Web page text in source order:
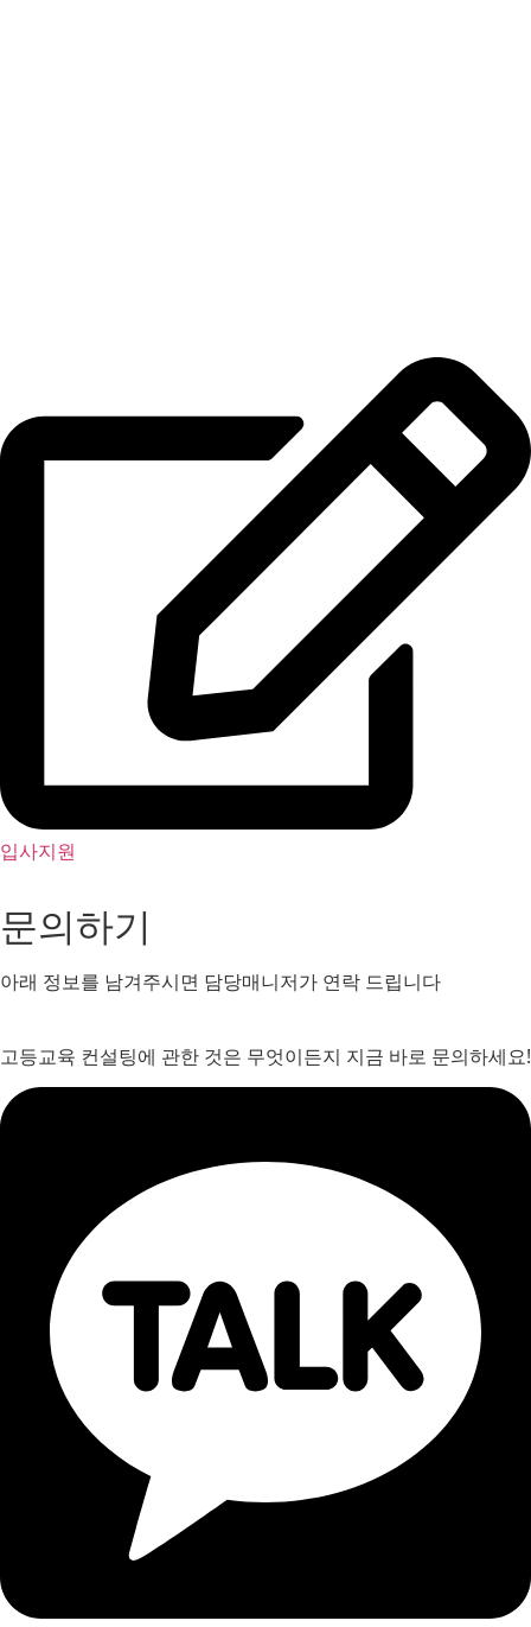
입사지원
문의하기
아래 정보를 남겨주시면 담당매니저가 연락 드립니다
고등교육 컨설팅에 관한 것은 무엇이든지 지금 바로 문의하세요!